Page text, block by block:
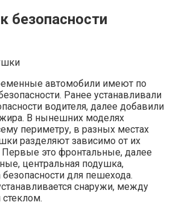
безопасности
автомобили имеют по
Ранее устанавливали
водителя, далее добавили
В нынешних моделях
периметру, в разных местах
разделяют зависимо от их
это фронтальные, далее
центральная подушка,
для пешехода.
снаружи, между